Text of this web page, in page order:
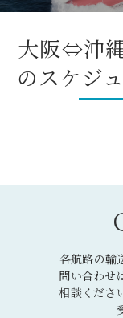
大阪⇔沖
のスケジ
各航路の輸
問い合わせ
相談くださ